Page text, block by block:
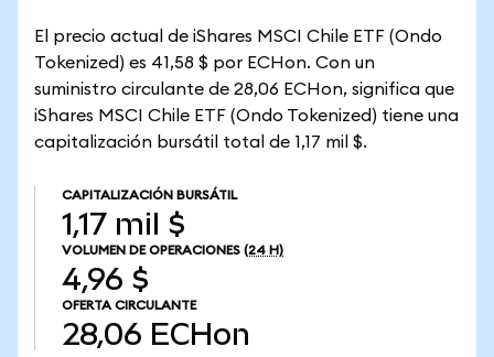
El precio actual de iShares MSCI Chile ETF (Ondo
Tokenized) es 41,58 $ por ECHon. Con un
suministro circulante de 28,06 ECHon, significa que
iShares MSCI Chile ETF (Ondo Tokenized) tiene una
capitalización bursátil total de 1,17 mil $.
CAPITALIZACIÓN BURSÁTIL
1,17 mil $
VOLUMEN DE OPERACIONES (24 H)
4,96 $
OFERTA CIRCULANTE
28,06 ECHon